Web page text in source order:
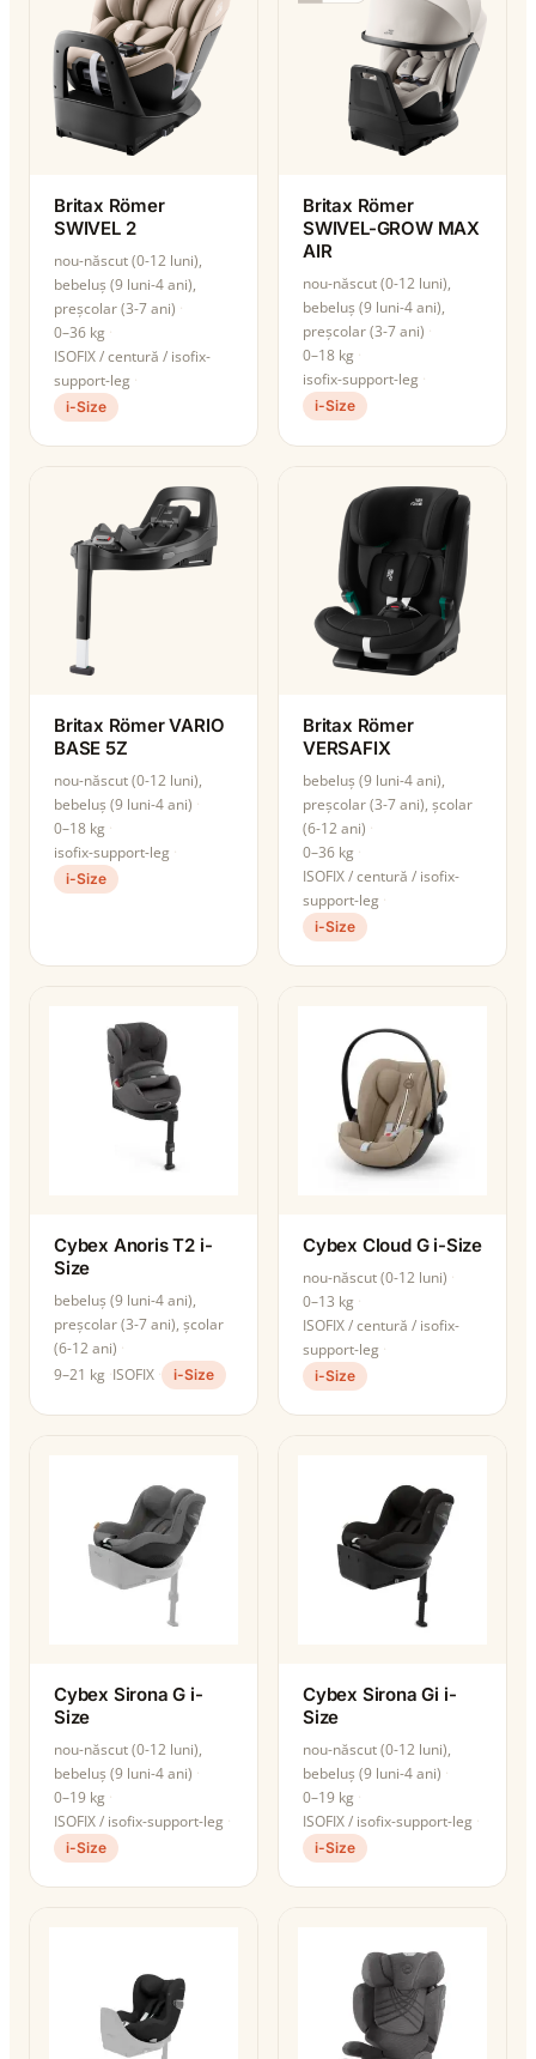
Britax Römer
SWIVEL 2
nou-născut (0-12 luni),
bebeluș (9 luni-4 ani),
preșcolar (3-7 ani)
0–36 kg
ISOFIX / centură / isofix-
support-leg
i-Size
Britax Römer
SWIVEL-GROW MAX
AIR
nou-născut (0-12 luni),
bebeluș (9 luni-4 ani),
preșcolar (3-7 ani)
0–18 kg
isofix-support-leg
i-Size
Britax Römer VARIO
BASE 5Z
nou-născut (0-12 luni),
bebeluș (9 luni-4 ani)
0–18 kg
isofix-support-leg
i-Size
Britax Römer
VERSAFIX
bebeluș (9 luni-4 ani),
preșcolar (3-7 ani), școlar
(6-12 ani)
0–36 kg
ISOFIX / centură / isofix-
support-leg
i-Size
Cybex Anoris T2 i-
Size
bebeluș (9 luni-4 ani),
preșcolar (3-7 ani), școlar
(6-12 ani)
9–21 kg ISOFIX i-Size
Cybex Cloud G i-Size
nou-născut (0-12 luni)
0–13 kg
ISOFIX / centură / isofix-
support-leg
i-Size
Cybex Sirona G i-
Size
nou-născut (0-12 luni),
bebeluș (9 luni-4 ani)
0–19 kg
ISOFIX / isofix-support-leg
i-Size
Cybex Sirona Gi i-
Size
nou-născut (0-12 luni),
bebeluș (9 luni-4 ani)
0–19 kg
ISOFIX / isofix-support-leg
i-Size